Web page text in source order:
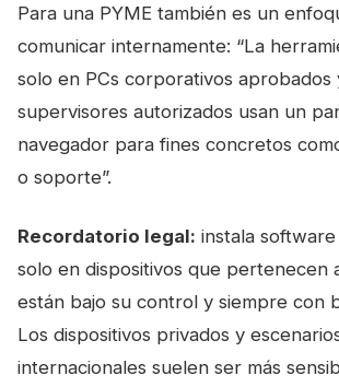
Para una PYME también es un
comunicar internamente: “La
solo en PCs corporativos aprobados
supervisores autorizados usan un
navegador para fines concretos
o soporte”.
Recordatorio legal: instala
solo en dispositivos que pertenecen
están bajo su control y siempre con
Los dispositivos privados y
internacionales suelen ser más